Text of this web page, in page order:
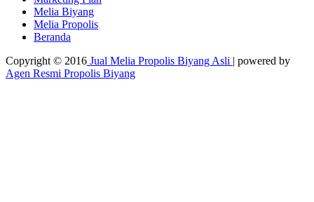
Melia Biyang
Melia Propolis
Beranda
Copyright © 2016 Jual Melia Propolis Biyang Asli | powered by
Agen Resmi Propolis Biyang